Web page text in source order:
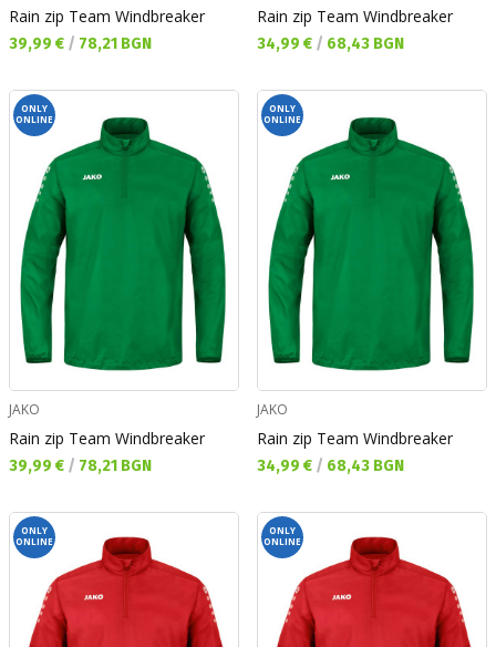
Rain zip Team Windbreaker
Текуща цена:
39,99 € / 78,21 BGN
Rain zip Team Windbreaker
Текуща цена:
34,99 € / 68,43 BGN
ONLY
ONLINE
JAKO
Rain zip Team Windbreaker
Текуща цена:
39,99 € / 78,21 BGN
ONLY
ONLINE
JAKO
Rain zip Team Windbreaker
Текуща цена:
34,99 € / 68,43 BGN
ONLY
ONLINE
ONLY
ONLINE